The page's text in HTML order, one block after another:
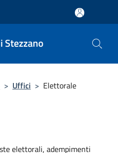
Stezzano
> Uffici > Elettorale
elettorali, adempimenti